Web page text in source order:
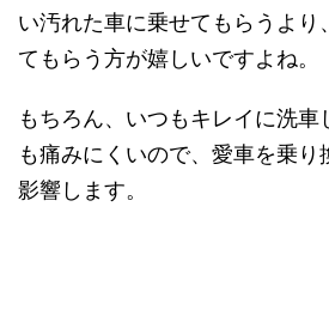
い汚れた車に乗せてもらうより
てもらう方が嬉しいですよね。
もちろん、いつもキレイに洗車
も痛みにくいので、愛車を乗り
影響します。